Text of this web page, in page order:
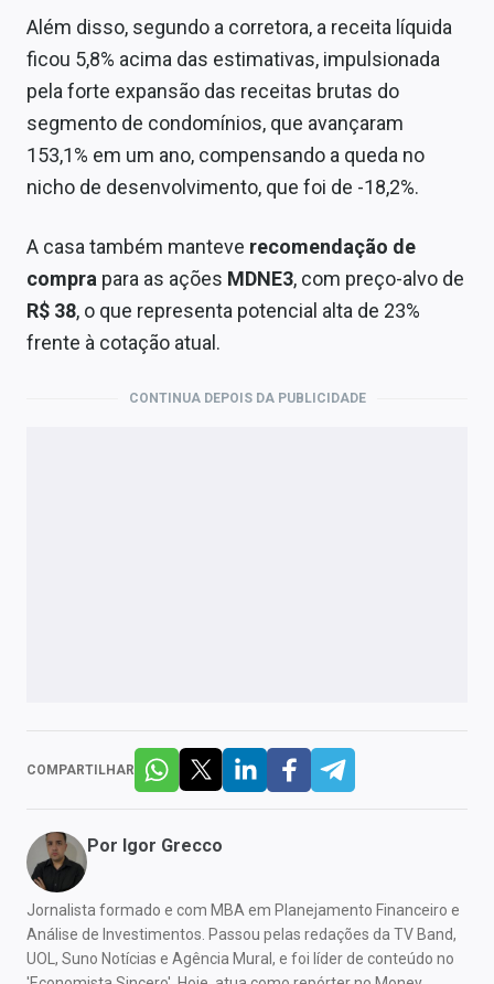
Além disso, segundo a corretora, a receita líquida
ficou 5,8% acima das estimativas, impulsionada
pela forte expansão das receitas brutas do
segmento de condomínios, que avançaram
153,1% em um ano, compensando a queda no
nicho de desenvolvimento, que foi de -18,2%.
A casa também manteve recomendação de
compra para as ações MDNE3, com preço-alvo de
R$ 38, o que representa potencial alta de 23%
frente à cotação atual.
CONTINUA DEPOIS DA PUBLICIDADE
COMPARTILHAR
Por Igor Grecco
Jornalista formado e com MBA em Planejamento Financeiro e
Análise de Investimentos. Passou pelas redações da TV Band,
UOL, Suno Notícias e Agência Mural, e foi líder de conteúdo no